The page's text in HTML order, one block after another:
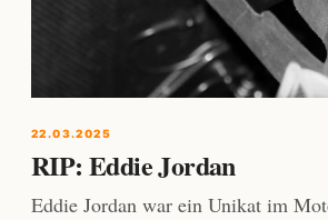
22.03.2025
RIP: Eddie Jordan
Eddie Jordan war ein Unikat im